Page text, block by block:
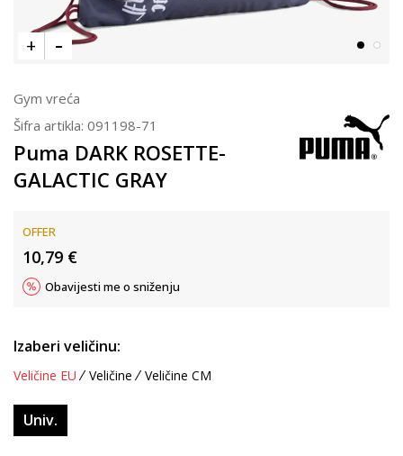
Gym vreća
Šifra artikla: 091198-71
Puma DARK ROSETTE-
GALACTIC GRAY
OFFER
10,79 €
Obavijesti me o sniženju
Izaberi veličinu:
Veličine EU Veličine Veličine CM
Univ.